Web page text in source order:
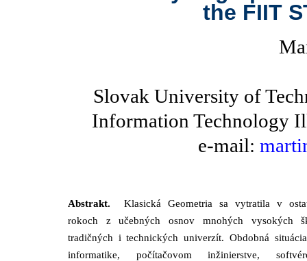
the FIIT
Slovak University of
Information Technology
e-mail:
Abstrakt. Klasická Geometria sa vytratila v
rokoch z učebných osnov mnohých vysokých
tradičných i technických univerzít. Obdobná
informatike, počítačovom inžinierstve,